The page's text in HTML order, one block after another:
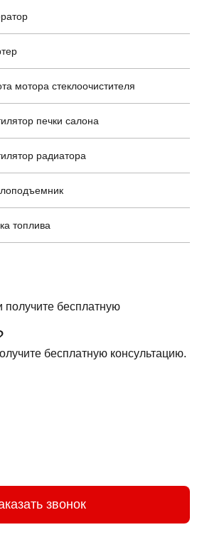
мотора стеклоочистителя
печки салона
радиатора
топлива
бесплатную консультацию.
звонок